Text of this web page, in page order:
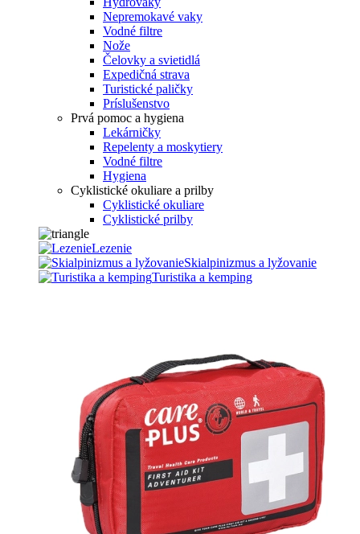
Nepremokavé vaky
Vodné filtre
Nože
Čelovky a svietidlá
Expedičná strava
Turistické paličky
Príslušenstvo
Prvá pomoc a hygiena
Lekárničky
Repelenty a moskytiery
Vodné filtre
Hygiena
Cyklistické okuliare a prilby
Cyklistické okuliare
Cyklistické prilby
Lezenie
Skialpinizmus a lyžovanie
Turistika a kemping